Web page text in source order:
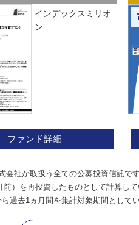
インデックスミリオ
ン
ファンド詳細
社が取扱う全ての公募投資信託で
）を再投資したものとして計算して
過去1ヵ月間を集計対象期間としてい